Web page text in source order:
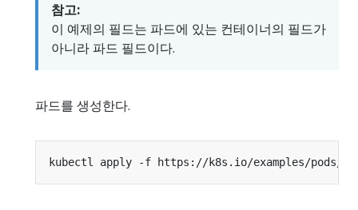
참고:
이 예제의 필드는 파드에 있는 컨테이너의 필드가
아니라 파드 필드이다.
파드를 생성한다.